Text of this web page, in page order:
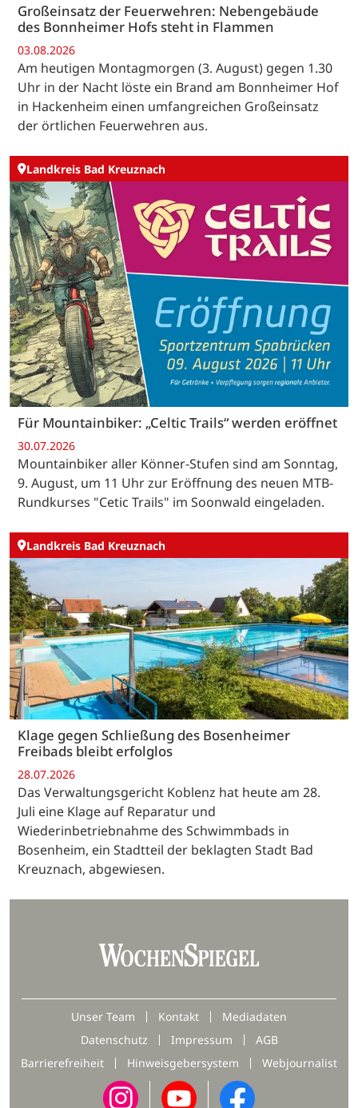
Großeinsatz der Feuerwehren: Nebengebäude
des Bonnheimer Hofs steht in Flammen
03.08.2026
Am heutigen Montagmorgen (3. August) gegen 1.30
Uhr in der Nacht löste ein Brand am Bonnheimer Hof
in Hackenheim einen umfangreichen Großeinsatz
der örtlichen Feuerwehren aus.
Landkreis Bad Kreuznach
Für Mountainbiker: „Celtic Trails“ werden eröffnet
30.07.2026
Mountainbiker aller Könner-Stufen sind am Sonntag,
9. August, um 11 Uhr zur Eröffnung des neuen MTB-
Rundkurses "Cetic Trails" im Soonwald eingeladen.
Landkreis Bad Kreuznach
Klage gegen Schließung des Bosenheimer
Freibads bleibt erfolglos
28.07.2026
Das Verwaltungsgericht Koblenz hat heute am 28.
Juli eine Klage auf Reparatur und
Wiederinbetriebnahme des Schwimmbads in
Bosenheim, ein Stadtteil der beklagten Stadt Bad
Kreuznach, abgewiesen.
Unser Team Kontakt
Mediadaten
Datenschutz
Impressum
AGB
Barrierefreiheit
Hinweisgebersystem Webjournalist